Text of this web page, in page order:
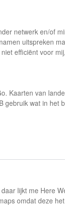
netwerk en/of
uitspreken
efficiënt voor
Kaarten van
gebruik wat in het
lijkt me Here
omdat deze